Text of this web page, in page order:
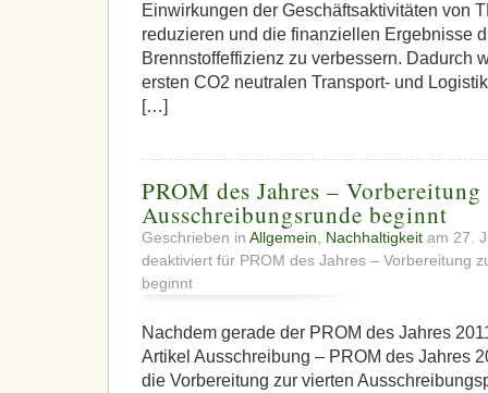
Einwirkungen der Geschäftsaktivitäten von
reduzieren und die finanziellen Ergebnisse
Brennstoffeffizienz zu verbessern. Dadurch
ersten CO2 neutralen Transport- und
[…]
PROM des Jahres –
Ausschreibungsrunde beginnt
Geschrieben in Allgemein Nachhaltigkeit am 27.
deaktiviert für PROM des Jahres – Vorbereitung
beginnt
Nachdem gerade der PROM des Jahres
Artikel Ausschreibung – PROM des Jahres
die Vorbereitung zur vierten